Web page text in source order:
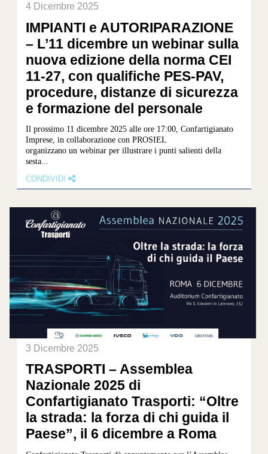
4 Dicembre 2025
IMPIANTI e AUTORIPARAZIONE
– L’11 dicembre un webinar sulla
nuova edizione della norma CEI
11-27, con qualifiche PES-PAV,
procedure, distanze di sicurezza
e formazione del personale
Il prossimo 11 dicembre 2025 alle ore 17:00, Confartigianato
Imprese, in collaborazione con PROSIEL
organizzano un webinar per illustrare i punti salienti della
sesta...
CONDIVIDI
3 Dicembre 2025
TRASPORTI – Assemblea
Nazionale 2025 di
Confartigianato Trasporti: “Oltre
la strada: la forza di chi guida il
Paese”, il 6 dicembre a Roma